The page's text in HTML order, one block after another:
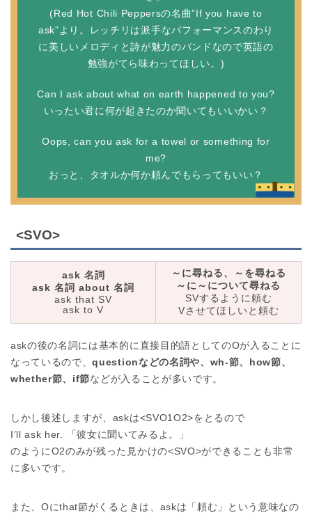
(Red Hot Chili Peppersの名曲”If you have to
ask”より。レッチリは派手なパフォーマンスのわり
に美しいメロディと詩が魅力のバンドなので英語の
勉強がてら味わってほしい。)
Can I ask about what on earth happened to you?
いったい君に何が起きたのか聞いてもいいかい？
Oops, can you ask for a towel or something for
me?
おっと、タオルか何か頼んでもらってもいい？
<SVO>
ask 名詞
ask 名詞 about 名詞
ask that SV
ask to V
～に尋ねる、～を尋ねる
～に～について尋ねる
SVするように頼む
Vさせてほしいと頼む
askの後の名詞には基本的に直接目的語としてのOが入ることに
なっているので、questionなどの名詞や、wh-節、how節、
whether節、if節などが入ることが多いです。
しかし後述しますが、askは<SVO1O2>をとるので
I’ll ask her. 「彼女に聞いてみるよ。」
のようにO2のみが残った見かけの<SVO>ができることも非常
に多いです。
また、Oにthat節がくるときは、askは「頼む」という意味なの